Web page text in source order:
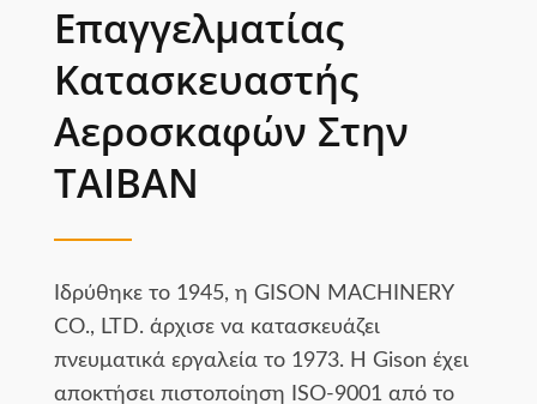
Επαγγελματίας
Κατασκευαστής
Αεροσκαφών Στην
ΤΑΙΒΑΝ
Ιδρύθηκε το 1945, η GISON MACHINERY
CO., LTD. άρχισε να κατασκευάζει
πνευματικά εργαλεία το 1973. Η Gison έχει
αποκτήσει πιστοποίηση ISO-9001 από το